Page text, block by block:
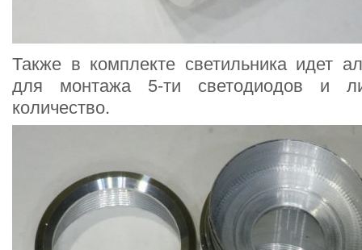
Также в комплекте светильника идет
для монтажа 5-ти светодиодов и
количество.